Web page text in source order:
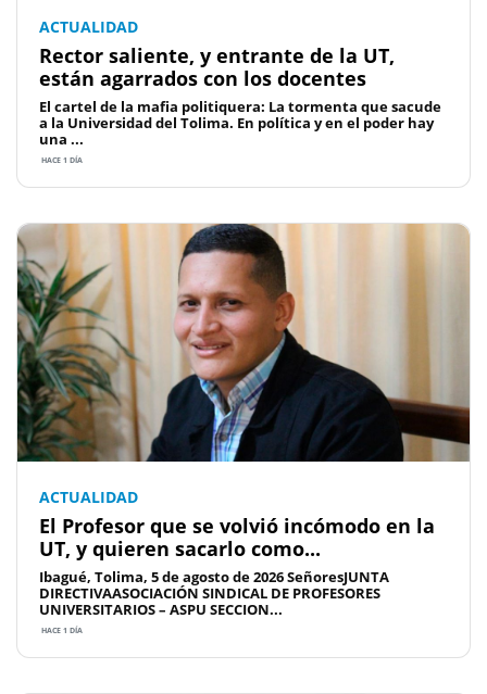
ACTUALIDAD
Rector saliente, y entrante de la UT,
están agarrados con los docentes
El cartel de la mafia politiquera: La tormenta que sacude
a la Universidad del Tolima. En política y en el poder hay
una ...
HACE 1 DÍA
ACTUALIDAD
El Profesor que se volvió incómodo en la
UT, y quieren sacarlo como...
Ibagué, Tolima, 5 de agosto de 2026 SeñoresJUNTA
DIRECTIVAASOCIACIÓN SINDICAL DE PROFESORES
UNIVERSITARIOS – ASPU SECCION...
HACE 1 DÍA